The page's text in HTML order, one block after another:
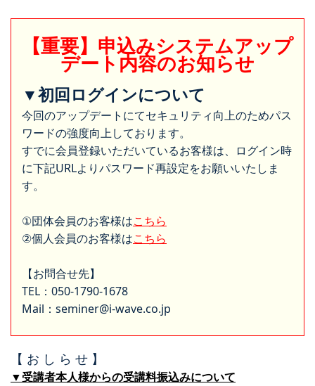
【重要】申込みシステムアップ
デート内容のお知らせ
▼初回ログインについて
今回のアップデートにてセキュリティ向上のためパス
ワードの強度向上しております。
すでに会員登録いただいているお客様は、ログイン時
に下記URLよりパスワード再設定をお願いいたしま
す。
①団体会員のお客様はこちら
②個人会員のお客様はこちら
【お問合せ先】
TEL：050-1790-1678
Mail：seminer@i-wave.co.jp
【 お し ら せ 】
▼受講者本人様からの受講料振込みについて